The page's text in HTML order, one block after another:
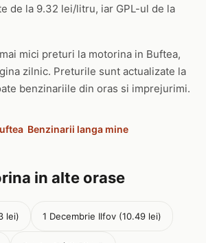
de la 9.32 lei/litru, iar GPL-ul de la
mici preturi la motorina in Buftea,
zilnic. Preturile sunt actualizate la
benzinariile din oras si imprejurimi.
Benzinarii langa mine
in alte orase
lei) 1 Decembrie Ilfov (10.49 lei)